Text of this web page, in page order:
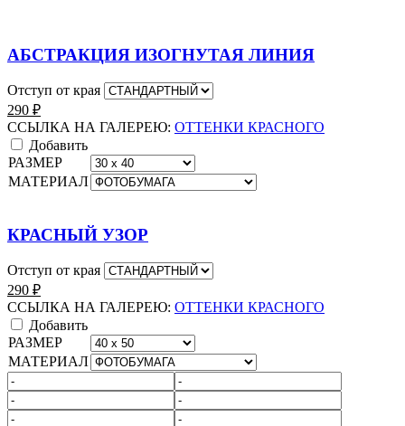
АБСТРАКЦИЯ ИЗОГНУТАЯ ЛИНИЯ
Отступ от края
290 ₽
ССЫЛКА НА ГАЛЕРЕЮ: ОТТЕНКИ КРАСНОГО
Добавить
РАЗМЕР
МАТЕРИАЛ
КРАСНЫЙ УЗОР
Отступ от края
290 ₽
ССЫЛКА НА ГАЛЕРЕЮ: ОТТЕНКИ КРАСНОГО
Добавить
РАЗМЕР
МАТЕРИАЛ